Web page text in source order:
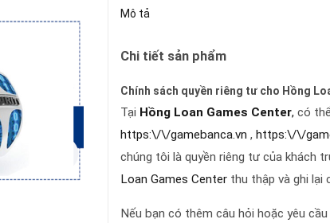
Mô tả
Chi tiết sản phẩm
Chính sách quyền riêng tư cho Hồng
Tại Hồng Loan Games Center, có
https:\/\/gamebanca.vn , https:\/\/
chúng tôi là quyền riêng tư của khách
Loan Games Center thu thập và ghi lại
Nếu bạn có thêm câu hỏi hoặc yêu